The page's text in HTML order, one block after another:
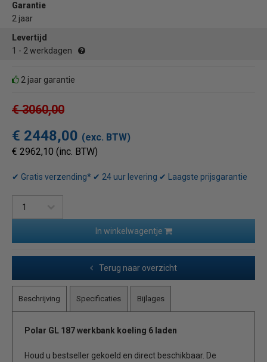
Garantie
2 jaar
Levertijd
1 - 2 werkdagen
2 jaar garantie
€ 3060,00
€ 2448,00 (exc. BTW)
€ 2962,10 (inc. BTW)
✔ Gratis verzending* ✔ 24 uur levering ✔ Laagste prijsgarantie
In winkelwagentje
Terug naar overzicht
Beschrijving Specificaties Bijlages
Polar GL 187 werkbank koeling 6 laden
Houd u bestseller gekoeld en direct beschikbaar. De